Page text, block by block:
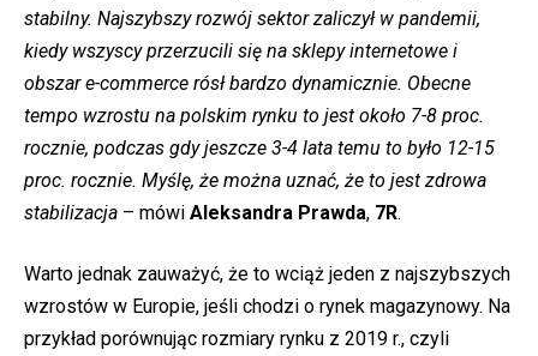
stabilny. Najszybszy rozwój sektor zaliczył w pandemii,
kiedy wszyscy przerzucili się na sklepy internetowe i
obszar e-commerce rósł bardzo dynamicznie. Obecne
tempo wzrostu na polskim rynku to jest około 7-8 proc.
rocznie, podczas gdy jeszcze 3-4 lata temu to było 12-15
proc. rocznie. Myślę, że można uznać, że to jest zdrowa
stabilizacja – mówi Aleksandra Prawda, 7R.
Warto jednak zauważyć, że to wciąż jeden z najszybszych
wzrostów w Europie, jeśli chodzi o rynek magazynowy. Na
przykład porównując rozmiary rynku z 2019 r., czyli